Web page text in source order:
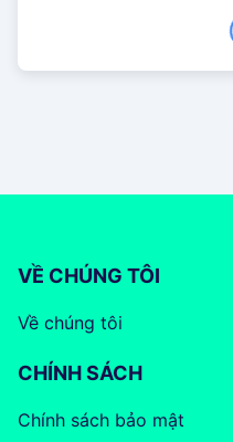
VỀ CHÚNG TÔI
Về chúng tôi
CHÍNH SÁCH
Chính sách bảo mật